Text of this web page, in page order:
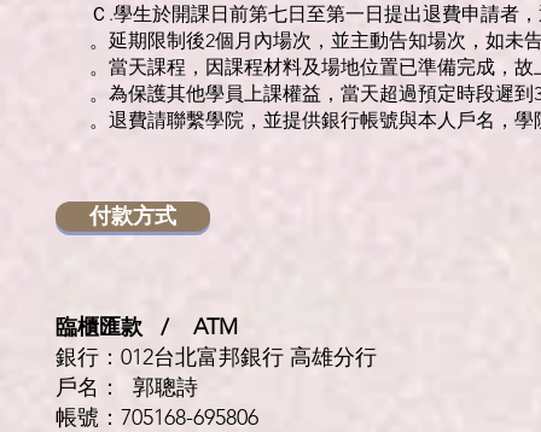
Ｃ.學生於開課日前第七日至第一日提出退費申請者
。延期限制後2個月內場次，並主動告知場次，如未
。當天課程，因課程材料及場地位置已準備完成，
。為保護其他學員上課權益，當天超過預定時段遲
。退費請聯繫學院，並提供銀行帳號與本人戶名，
付款方式
臨櫃匯款 / ATM
銀行：012台北富邦銀行 高雄分行
戶名： 郭聰詩
帳號：705168-695806